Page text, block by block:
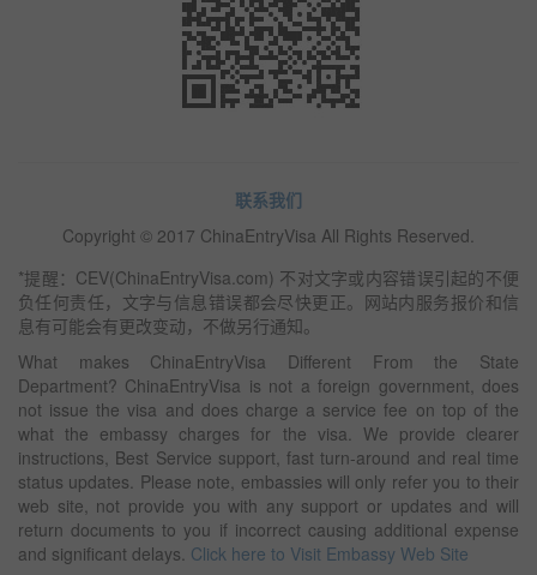
联系我们
Copyright © 2017 ChinaEntryVisa All Rights Reserved.
*提醒：CEV(ChinaEntryVisa.com) 不对文字或内容错误引起的不便
负任何责任，文字与信息错误都会尽快更正。网站内服务报价和信
息有可能会有更改变动，不做另行通知。
What makes ChinaEntryVisa Different From the State
Department? ChinaEntryVisa is not a foreign government, does
not issue the visa and does charge a service fee on top of the
what the embassy charges for the visa. We provide clearer
instructions, Best Service support, fast turn-around and real time
status updates. Please note, embassies will only refer you to their
web site, not provide you with any support or updates and will
return documents to you if incorrect causing additional expense
and significant delays. Click here to Visit Embassy Web Site